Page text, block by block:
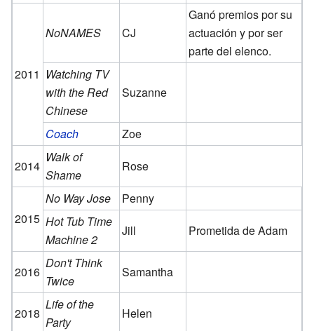
2011
NoNAMES CJ
Ganó premios por su
actuación y por ser
parte del elenco.
Watching TV
with the Red
Chinese
Suzanne
Coach
Zoe
2014
Walk of
Shame
Rose
2015
No Way Jose
Penny
Hot Tub Time
Machine 2
Jill Prometida de Adam
2016
Don't Think
Twice
Samantha
2018
Life of the
Party
Helen